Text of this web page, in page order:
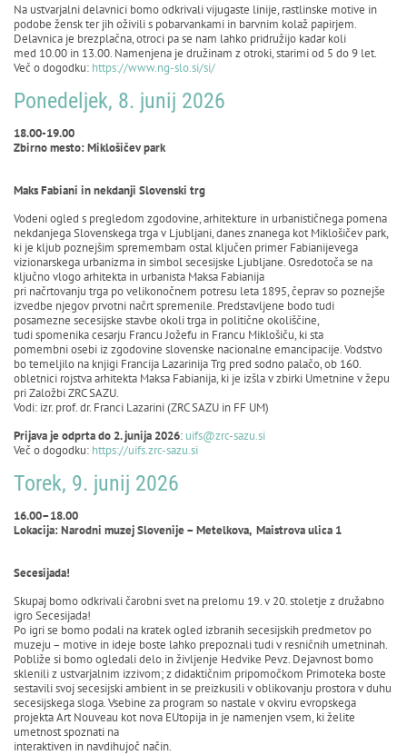
Na ustvarjalni delavnici bomo odkrivali vijugaste linije, rastlinske motive in
podobe žensk ter jih oživili s pobarvankami in barvnim kolaž papirjem.
Delavnica je brezplačna, otroci pa se nam lahko pridružijo kadar koli
med 10.00 in 13.00. Namenjena je družinam z otroki, starimi od 5 do 9 let.
Več o dogodku: https://www.ng-slo.si/si/
Ponedeljek, 8. junij 2026
18.00-19.00
Zbirno mesto: Miklošičev park
Maks Fabiani in nekdanji Slovenski trg
Vodeni ogled s pregledom zgodovine, arhitekture in urbanističnega pomena
nekdanjega Slovenskega trga v Ljubljani, danes znanega kot Miklošičev park,
ki je kljub poznejšim spremembam ostal ključen primer Fabianijevega
vizionarskega urbanizma in simbol secesijske Ljubljane. Osredotoča se na
ključno vlogo arhitekta in urbanista Maksa Fabianija
pri načrtovanju trga po velikonočnem potresu leta 1895, čeprav so poznejše
izvedbe njegov prvotni načrt spremenile. Predstavljene bodo tudi
posamezne secesijske stavbe okoli trga in politične okoliščine,
tudi spomenika cesarju Francu Jožefu in Francu Miklošiču, ki sta
pomembni osebi iz zgodovine slovenske nacionalne emancipacije. Vodstvo
bo temeljilo na knjigi Francija Lazarinija Trg pred sodno palačo, ob 160.
obletnici rojstva arhitekta Maksa Fabianija, ki je izšla v zbirki Umetnine v žepu
pri Založbi ZRC SAZU.
Vodi: izr. prof. dr. Franci Lazarini (ZRC SAZU in FF UM)
Prijava je odprta do 2. junija 2026: uifs@zrc-sazu.si
Več o dogodku: https://uifs.zrc-sazu.si
Torek, 9. junij 2026
16.00–18.00
Lokacija: Narodni muzej Slovenije – Metelkova, Maistrova ulica 1
Secesijada!
Skupaj bomo odkrivali čarobni svet na prelomu 19. v 20. stoletje z družabno
igro Secesijada!
Po igri se bomo podali na kratek ogled izbranih secesijskih predmetov po
muzeju – motive in ideje boste lahko prepoznali tudi v resničnih umetninah.
Pobliže si bomo ogledali delo in življenje Hedvike Pevz. Dejavnost bomo
sklenili z ustvarjalnim izzivom; z didaktičnim pripomočkom Primoteka boste
sestavili svoj secesijski ambient in se preizkusili v oblikovanju prostora v duhu
secesijskega sloga. Vsebine za program so nastale v okviru evropskega
projekta Art Nouveau kot nova EUtopija in je namenjen vsem, ki želite
umetnost spoznati na
interaktiven in navdihujoč način.